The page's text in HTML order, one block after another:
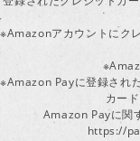
※Amazonアカウントにク
※Amazon Payに登録され
カー
Amazon Payに関
https://